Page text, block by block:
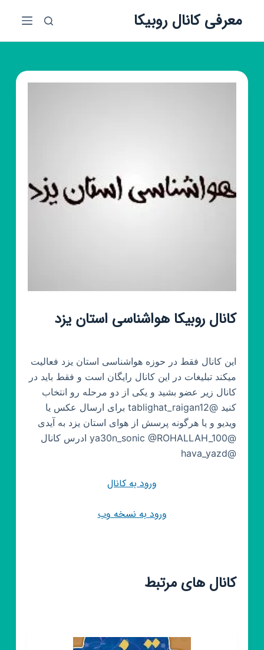
ش
معرفی کانال روبیکا
کانال روبیکا هواشناسی استان یزد
این کانال فقط در حوزه هواشناسی استان یزد فعالیت
میکند تبلیغات در این کانال رایگان است و فقط باید در
کانال زیر عضو بشید و یکی از دو مرحله رو انتخاب
کنید @tablighat_raigan12 برای ارسال عکس یا
ویدیو و یا هرگونه پرسش از هوای استان یزد به آیدی
@ya30n_sonic @ROHALLAH_100 ادرس کانال
@hava_yazd
ورود به کانال
ورود به نسخه وب
کانال های مرتبط